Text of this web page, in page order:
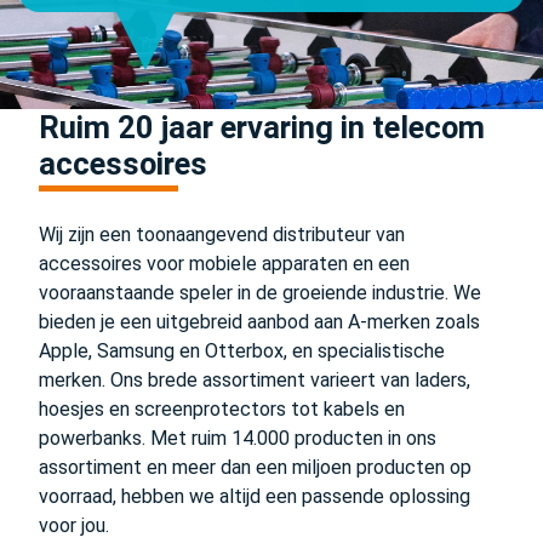
Ruim 20 jaar ervaring in telecom
accessoires
Wij zijn een toonaangevend distributeur van
accessoires voor mobiele apparaten en een
vooraanstaande speler in de groeiende industrie. We
bieden je een uitgebreid aanbod aan A-merken zoals
Apple, Samsung en Otterbox, en specialistische
merken. Ons brede assortiment varieert van laders,
hoesjes en screenprotectors tot kabels en
powerbanks. Met ruim 14.000 producten in ons
assortiment en meer dan een miljoen producten op
voorraad, hebben we altijd een passende oplossing
voor jou.